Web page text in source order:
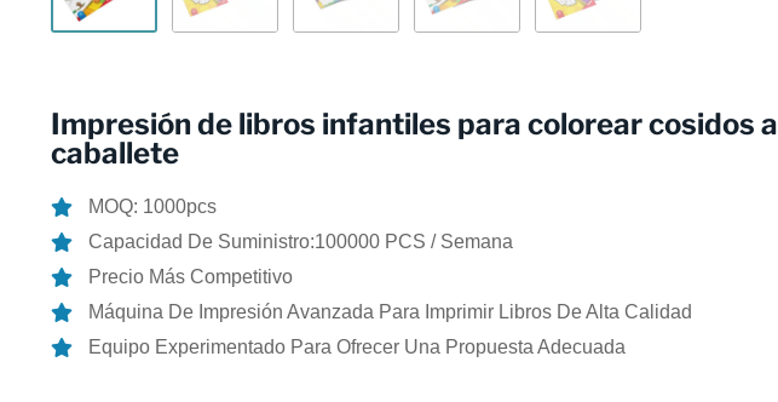
Impresión de libros infantiles para colorear cosidos a
caballete
MOQ: 1000pcs
Capacidad De Suministro:100000 PCS / Semana
Precio Más Competitivo
Máquina De Impresión Avanzada Para Imprimir Libros De Alta Calidad
Equipo Experimentado Para Ofrecer Una Propuesta Adecuada